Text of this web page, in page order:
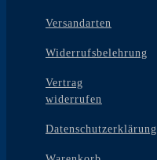
Versandarten
Widerrufsbelehrung
Vertrag
widerrufen
Datenschutzerklärung